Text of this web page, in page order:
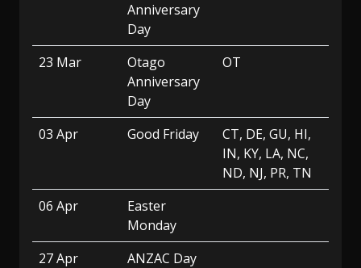
Anniversary
Day
23 Mar
Otago
Anniversary
Day
OT
03 Apr Good Friday
CT, DE, GU, HI,
IN, KY, LA, NC,
ND, NJ, PR, TN
06 Apr
Easter
Monday
27 Apr
ANZAC Day